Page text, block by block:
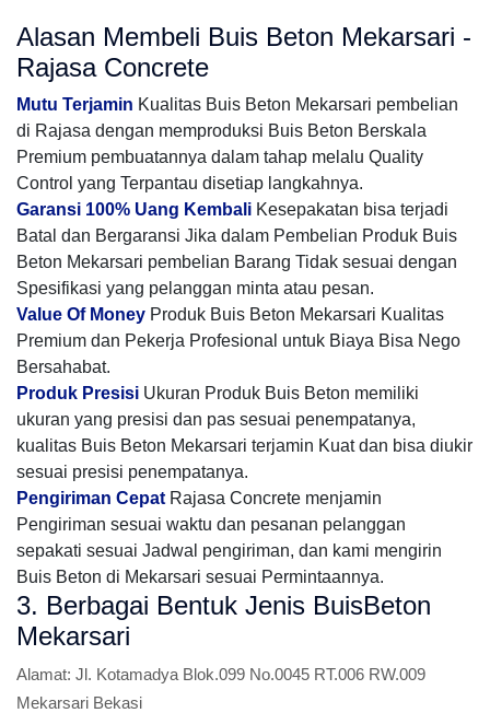
Alasan Membeli Buis Beton Mekarsari -
Rajasa Concrete
Mutu Terjamin Kualitas Buis Beton Mekarsari pembelian
di Rajasa dengan memproduksi Buis Beton Berskala
Premium pembuatannya dalam tahap melalu Quality
Control yang Terpantau disetiap langkahnya.
Garansi 100% Uang Kembali Kesepakatan bisa terjadi
Batal dan Bergaransi Jika dalam Pembelian Produk Buis
Beton Mekarsari pembelian Barang Tidak sesuai dengan
Spesifikasi yang pelanggan minta atau pesan.
Value Of Money Produk Buis Beton Mekarsari Kualitas
Premium dan Pekerja Profesional untuk Biaya Bisa Nego
Bersahabat.
Produk Presisi Ukuran Produk Buis Beton memiliki
ukuran yang presisi dan pas sesuai penempatanya,
kualitas Buis Beton Mekarsari terjamin Kuat dan bisa diukir
sesuai presisi penempatanya.
Pengiriman Cepat Rajasa Concrete menjamin
Pengiriman sesuai waktu dan pesanan pelanggan
sepakati sesuai Jadwal pengiriman, dan kami mengirin
Buis Beton di Mekarsari sesuai Permintaannya.
3. Berbagai Bentuk Jenis BuisBeton
Mekarsari
Alamat: Jl. Kotamadya Blok.099 No.0045 RT.006 RW.009
Mekarsari Bekasi